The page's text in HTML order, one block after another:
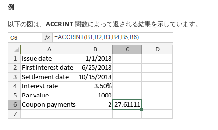
例
以下の図は、 ACCRINT関数によって返される結果を示しています。